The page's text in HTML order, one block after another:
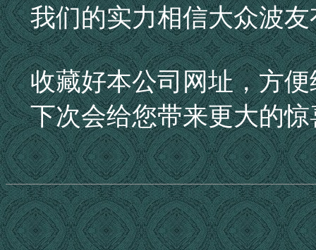
我们的实力相信大众波
收藏好本公司网址，方
下次会给您带来更大的惊